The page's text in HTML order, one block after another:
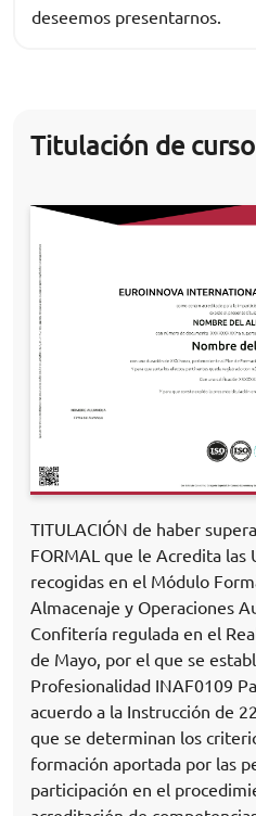
deseemos presentarnos.
Titulación de
TITULACIÓN de haber
FORMAL que le Acredita las
recogidas en el Módulo
Almacenaje y Operaciones
Confitería regulada en el
de Mayo, por el que se
Profesionalidad INAF0109
acuerdo a la Instrucción de
que se determinan los
formación aportada por las
participación en el